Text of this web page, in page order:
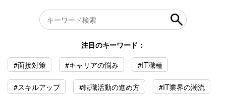
注目のキーワード：
#面接対策
#キャリアの悩み #IT職種
#スキルアップ #転職活動の進め方 #IT業界の潮流